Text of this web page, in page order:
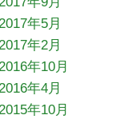
年5月
年2月
年10月
年4月
年10月